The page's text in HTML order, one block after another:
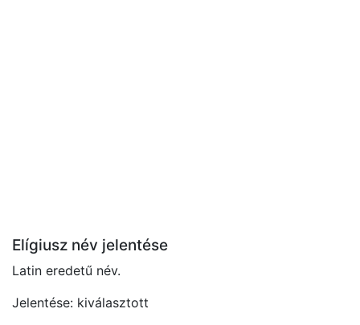
Elígiusz név jelentése
Latin eredetű név.
Jelentése: kiválasztott